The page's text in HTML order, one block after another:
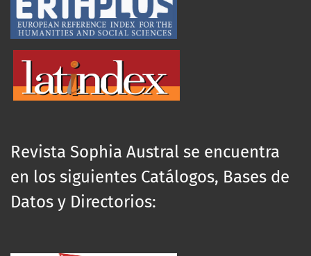
Revista Sophia Austral se encuentra
en los siguientes Catálogos, Bases de
Datos y Directorios: